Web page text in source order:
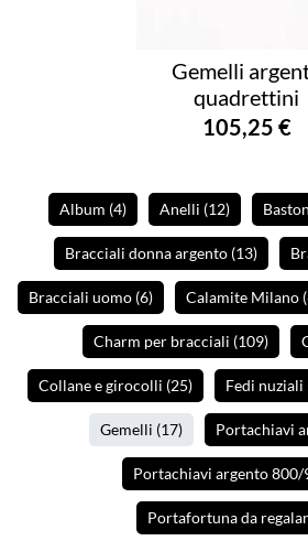
Gemelli
quadrettini
105,25 €
Album (4) Anelli (12)
Bracciali donna argento (13)
Bracciali uomo (6) Calamite Milano
Charm per bracciali (109)
Collane e girocolli (25) Fedi nuziali
Gemelli (17) Portachiavi
Portachiavi argento 800/
Portafortuna da